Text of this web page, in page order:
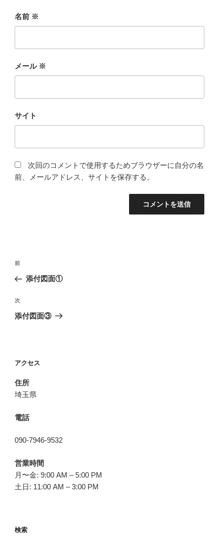
名前 ※
メール ※
サイト
次回のコメントで使用するためブラウザーに自分の名
前、メールアドレス、サイトを保存する。
投
ナ
ビ
ゲ
ン
前
の
稿
前
添付図面①
次
の
次
添付図面③
アクセス
住所
埼玉県
電話
090-7946-9532
営業時間
月〜金: 9:00 AM – 5:00 PM
土日: 11:00 AM – 3:00 PM
検索